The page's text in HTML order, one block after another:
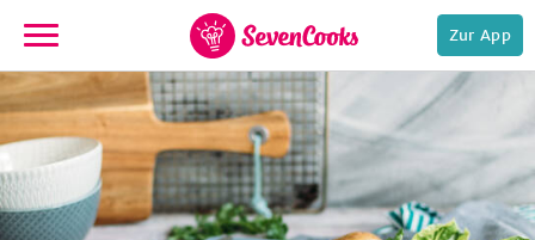
zur
Startseite
Zur App